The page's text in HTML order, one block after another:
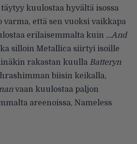
kuulostaa hyvältä isossa
varma, että sen vuoksi vaikkapa
erilaisemmalta kuin …And
silloin Metallica siirtyi isoille
rakastan kuulla Batteryn
biisin keikalla,
vaan kuulostaa paljon
areenoissa, Nameless